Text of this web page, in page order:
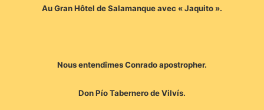
Au Gran Hôtel de Salamanque avec « Jaquito ».
Nous entendîmes Conrado apostropher.
Don Pío Tabernero de Vilvís.